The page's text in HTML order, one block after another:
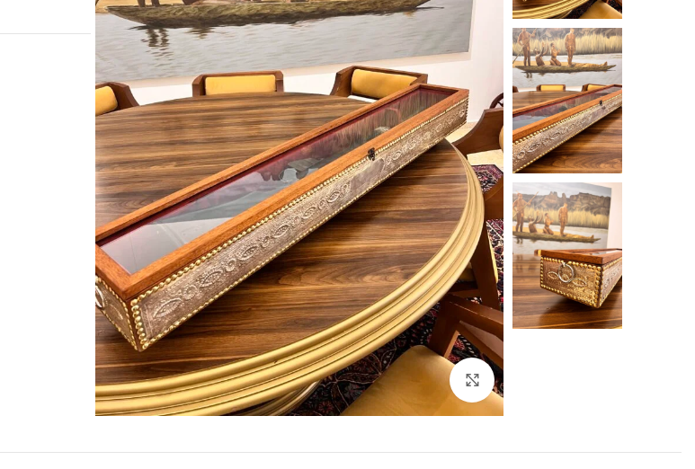
Click to enlarge